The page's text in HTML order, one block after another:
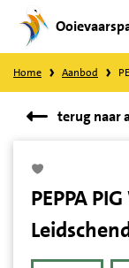
Direct
naar
content
Home Aanbod
terug naar
PEPPA